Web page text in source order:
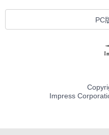
PC
Impress